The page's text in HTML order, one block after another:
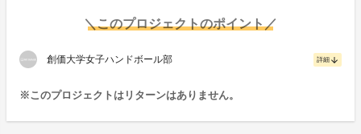
＼このプロジェクトのポイント／
創価大学女子ハンドボール部 詳細 arrow_downward
※このプロジェクトはリターンはありません。